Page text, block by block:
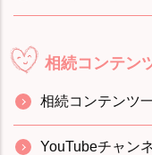
相続コンテン
相続コンテンツ
YouTubeチャン